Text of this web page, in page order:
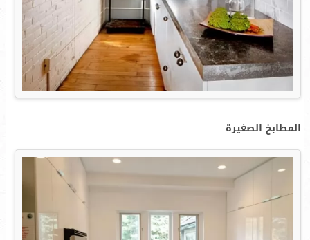
المطابخ الصغيرة